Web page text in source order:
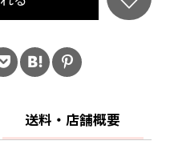
送料・店舗概要